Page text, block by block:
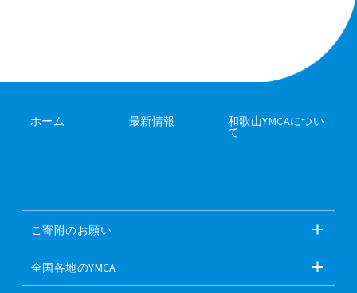
ホーム 最新情報 和歌山YMCAについ
て
ご寄附のお願い
全国各地のYMCA